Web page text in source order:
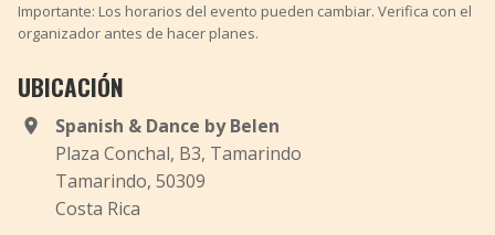
Importante: Los horarios del evento pueden cambiar. Verifica con el
organizador antes de hacer planes.
UBICACIÓN
Spanish & Dance by Belen
Plaza Conchal, B3, Tamarindo
Tamarindo, 50309
Costa Rica